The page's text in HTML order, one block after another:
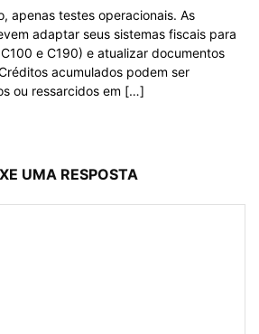
apenas testes operacionais. As
adaptar seus sistemas fiscais para
e C190) e atualizar documentos
acumulados podem ser
ou ressarcidos em […]
UMA RESPOSTA